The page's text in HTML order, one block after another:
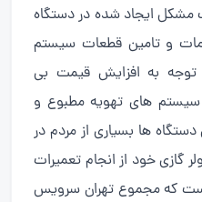
مشکل ایجاد شده در دستگاه
و تامین قطعات سیستم
توجه به افزایش قیمت بی
های تهویه مطبوع و
ها بسیاری از مردم در
گازی خود از انجام تعمیرات
که مجموع تهران سرویس